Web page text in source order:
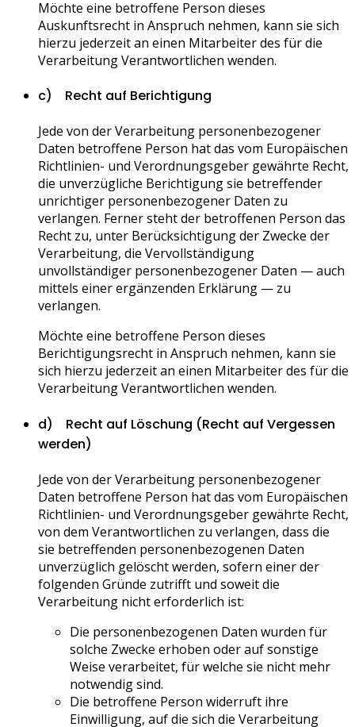
Möchte eine betroffene Person dieses
Auskunftsrecht in Anspruch nehmen, kann sie sich
hierzu jederzeit an einen Mitarbeiter des für die
Verarbeitung Verantwortlichen wenden.
c) Recht auf Berichtigung
Jede von der Verarbeitung personenbezogener
Daten betroffene Person hat das vom Europäischen
Richtlinien- und Verordnungsgeber gewährte Recht,
die unverzügliche Berichtigung sie betreffender
unrichtiger personenbezogener Daten zu
verlangen. Ferner steht der betroffenen Person das
Recht zu, unter Berücksichtigung der Zwecke der
Verarbeitung, die Vervollständigung
unvollständiger personenbezogener Daten — auch
mittels einer ergänzenden Erklärung — zu
verlangen.
Möchte eine betroffene Person dieses
Berichtigungsrecht in Anspruch nehmen, kann sie
sich hierzu jederzeit an einen Mitarbeiter des für die
Verarbeitung Verantwortlichen wenden.
d) Recht auf Löschung (Recht auf Vergessen
werden)
Jede von der Verarbeitung personenbezogener
Daten betroffene Person hat das vom Europäischen
Richtlinien- und Verordnungsgeber gewährte Recht,
von dem Verantwortlichen zu verlangen, dass die
sie betreffenden personenbezogenen Daten
unverzüglich gelöscht werden, sofern einer der
folgenden Gründe zutrifft und soweit die
Verarbeitung nicht erforderlich ist:
Die personenbezogenen Daten wurden für
solche Zwecke erhoben oder auf sonstige
Weise verarbeitet, für welche sie nicht mehr
notwendig sind.
Die betroffene Person widerruft ihre
Einwilligung, auf die sich die Verarbeitung